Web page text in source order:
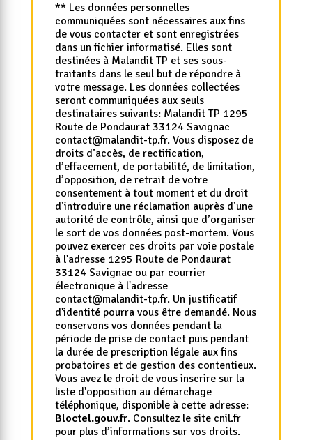
** Les données personnelles
communiquées sont nécessaires aux fins
de vous contacter et sont enregistrées
dans un fichier informatisé. Elles sont
destinées à Malandit TP et ses sous-
traitants dans le seul but de répondre à
votre message. Les données collectées
seront communiquées aux seuls
destinataires suivants: Malandit TP 1295
Route de Pondaurat 33124 Savignac
contact@malandit-tp.fr. Vous disposez de
droits d’accès, de rectification,
d’effacement, de portabilité, de limitation,
d’opposition, de retrait de votre
consentement à tout moment et du droit
d’introduire une réclamation auprès d’une
autorité de contrôle, ainsi que d’organiser
le sort de vos données post-mortem. Vous
pouvez exercer ces droits par voie postale
à l'adresse 1295 Route de Pondaurat
33124 Savignac ou par courrier
électronique à l'adresse
contact@malandit-tp.fr. Un justificatif
d'identité pourra vous être demandé. Nous
conservons vos données pendant la
période de prise de contact puis pendant
la durée de prescription légale aux fins
probatoires et de gestion des contentieux.
Vous avez le droit de vous inscrire sur la
liste d'opposition au démarchage
téléphonique, disponible à cette adresse:
Bloctel.gouv.fr. Consultez le site cnil.fr
pour plus d’informations sur vos droits.